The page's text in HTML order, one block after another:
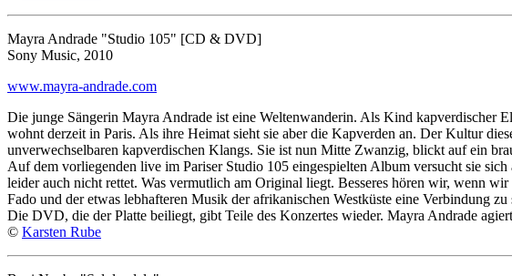
Mayra Andrade "Studio 105" [CD & DVD]
Sony Music, 2010
www.mayra-andrade.com
Die junge Sängerin Mayra Andrade ist eine Weltenwanderin. Als Kind kapverdischer
wohnt derzeit in Paris. Als ihre Heimat sieht sie aber die Kapverden an. Der Kultur
unverwechselbaren kapverdischen Klangs. Sie ist nun Mitte Zwanzig, blickt auf ein
Auf dem vorliegenden live im Pariser Studio 105 eingespielten Album versucht sie
leider auch nicht rettet. Was vermutlich am Original liegt. Besseres hören wir, wenn
Fado und der etwas lebhafteren Musik der afrikanischen Westküste eine Verbindung
Die DVD, die der Platte beiliegt, gibt Teile des Konzertes wieder. Mayra Andrade
© Karsten Rube